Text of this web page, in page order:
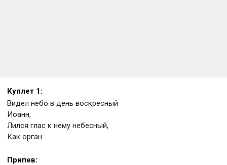
Куплет 1:
Видел небо в день воскресный
Иоанн,
Лился глас к нему небесный,
Как орган.
Припев: